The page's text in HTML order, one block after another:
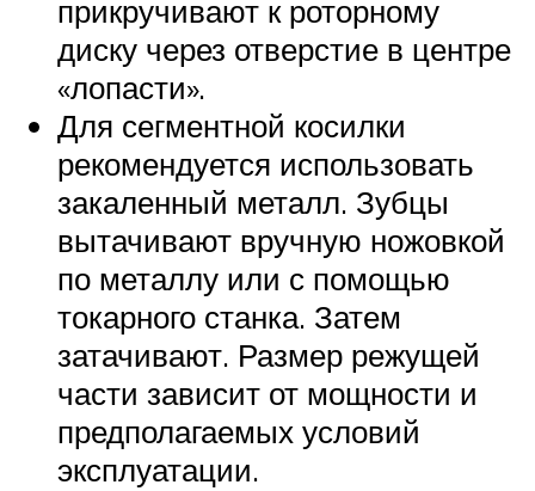
прикручивают к роторному
диску через отверстие в центре
«лопасти».
Для сегментной косилки
рекомендуется использовать
закаленный металл. Зубцы
вытачивают вручную ножовкой
по металлу или с помощью
токарного станка. Затем
затачивают. Размер режущей
части зависит от мощности и
предполагаемых условий
эксплуатации.